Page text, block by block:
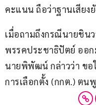
คะแนน ถือว่าฐานเสียง
เมื่อถามถึงกรณีนายชิน
พรรคประชาธิปัตย์ ออ
นายพิพัฒน์ กล่าวว่า ข
การเลือกตั้ง (กกต.) ตน